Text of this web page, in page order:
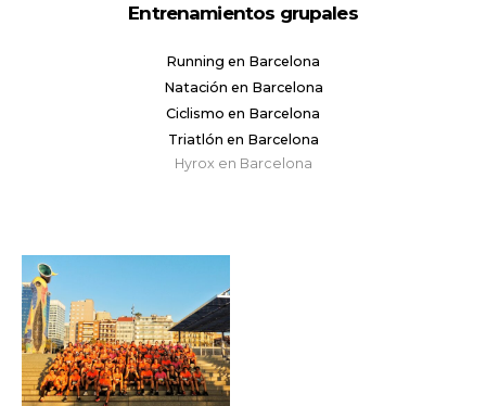
Entrenamientos grupales
Running en Barcelona
Natación en Barcelona
Ciclismo en Barcelona
Triatlón en Barcelona
Hyrox en Barcelona